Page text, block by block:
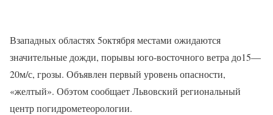
Взападных областях 5октября местами ожидаются
значительные дожди, порывы юго-восточного ветра до15—
20м/с, грозы. Объявлен первый уровень опасности,
«желтый». Обэтом сообщает Львовский региональный
центр погидрометеорологии.